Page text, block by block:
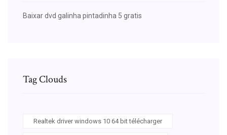
Baixar dvd galinha pintadinha 5 gratis
Tag Clouds
Realtek driver windows 10 64 bit télécharger